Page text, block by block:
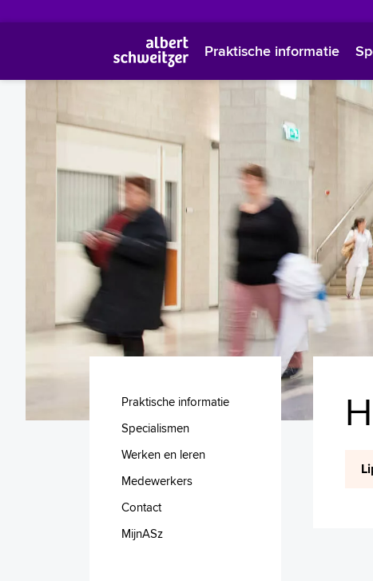
Praktische informatie
Praktische informatie
Specialismen
Werken en leren
Medewerkers
Contact
MijnASz